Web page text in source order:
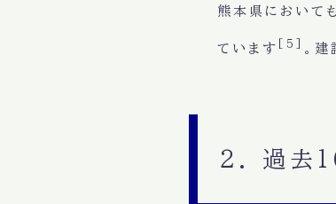
熊本県において
ています [5] 。
2. 過去